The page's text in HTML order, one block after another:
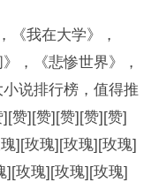
《我在大学》，
，《悲惨世界》，
小说排行榜，值得推
赞][赞][赞][赞][赞]
][玫瑰][玫瑰][玫瑰]
][玫瑰][玫瑰][玫瑰]